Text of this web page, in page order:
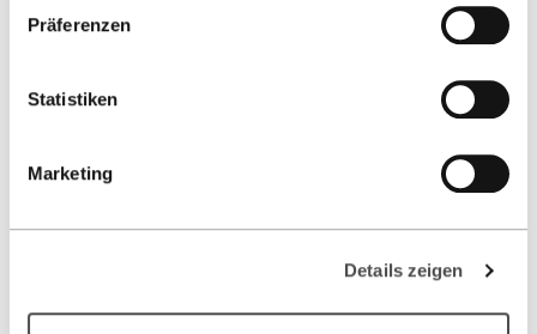
Präferenzen
Statistiken
Marketing
Details zeigen